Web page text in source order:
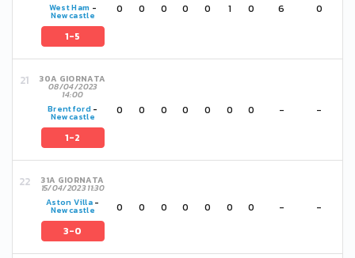
West Ham -
Newcastle
1-5
0 0 0 0 0 1 0 6 0
30A GIORNATA
08/04/2023
14:00
Brentford -
Newcastle
1-2
0 0 0 0 0 0 0 - -
31A GIORNATA
15/04/2023 11:30
Aston Villa-
Newcastle
3-0
0 0 0 0 0 0 0 - -